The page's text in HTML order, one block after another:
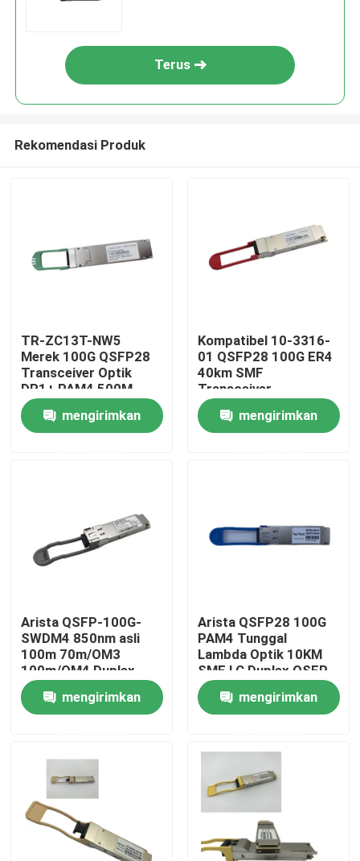
Rumah
Tur Pabrik
Hubungi kami
Berita
Modul optik 400G/800G
Modul QSFP28 100G
Terus
Rekomendasi Produk
TR-ZC13T-NW5
Merek 100G QSFP28
Transceiver Optik
DR1+ PAM4 500M
mengirimkan
Kompatibel 10-3316-
01 QSFP28 100G ER4
40km SMF
Transceiver
mengirimkan
Arista QSFP-100G-
SWDM4 850nm asli
100m 70m/OM3
100m/OM4 Duplex
MMF Transceiver
mengirimkan
Arista QSFP28 100G
PAM4 Tunggal
Lambda Optik 10KM
SMF LC Duplex QSFP-
100G-LR
mengirimkan